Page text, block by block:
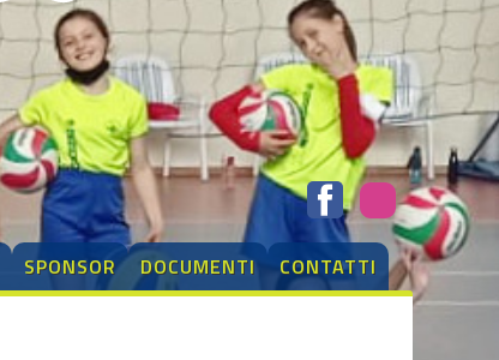
SPONSOR DOCUMENTI CONTATTI